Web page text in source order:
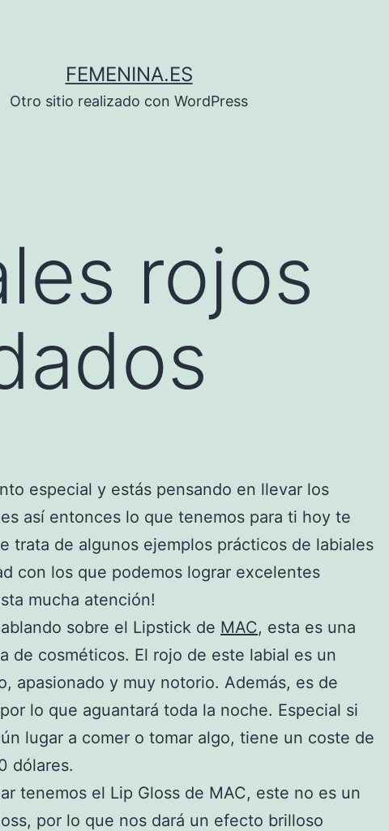
FEMENINA.ES
Otro sitio realizado con WordPress
rojos
especial y estás pensando en llevar los
así entonces lo que tenemos para ti hoy te
trata de algunos ejemplos prácticos de labiales
con los que podemos lograr excelentes
mucha atención!
sobre el Lipstick de MAC, esta es una
de cosméticos. El rojo de este labial es un
apasionado y muy notorio. Además, es de
lo que aguantará toda la noche. Especial si
lugar a comer o tomar algo, tiene un coste de
dólares.
tenemos el Lip Gloss de MAC, este no es un
por lo que nos dará un efecto brilloso